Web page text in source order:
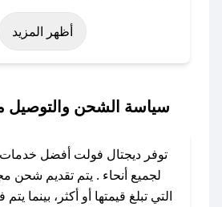
عيد الفطر، عيد الأضحى،
نوفمبر)، رمضان، اليوم
حتى
باستخدام تطبيق صحصح، يمكنك
الكوبون، تواصل معنا عبر تويتر
أظهر المزيد
سياسة الشحن والتوصيل
توفر ديجتال فولت أفضل
لجميع أنحاء . يتم تقديم شحن
التي تبلغ قيمتها أو أكثر، بينما